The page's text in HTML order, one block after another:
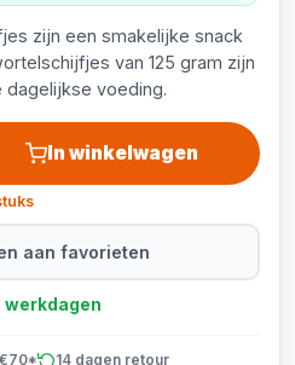
zijn een smakelijke snack
van 125 gram zijn
dagelijkse voeding.
In winkelwagen
aan favorieten
werkdagen
14 dagen retour